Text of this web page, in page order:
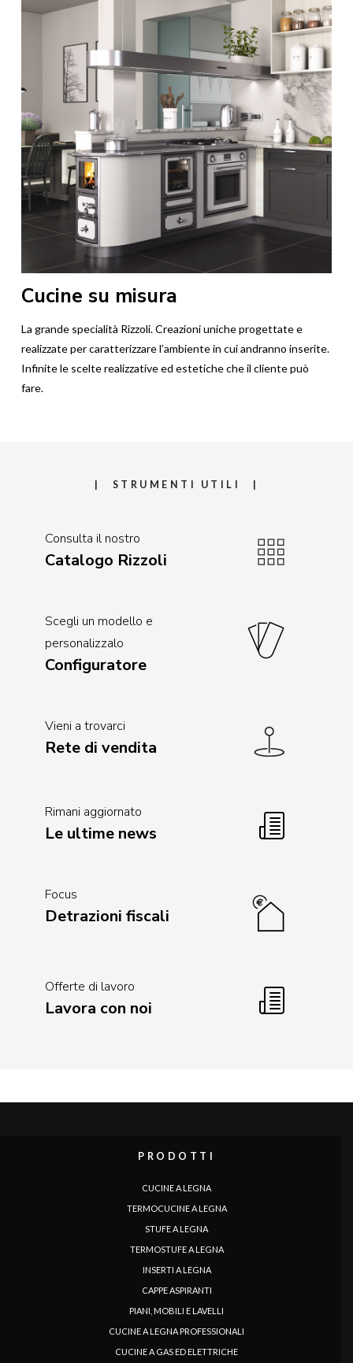
Cucine su misura
La grande specialità Rizzoli. Creazioni uniche progettate e
realizzate per caratterizzare l’ambiente in cui andranno inserite.
Infinite le scelte realizzative ed estetiche che il cliente può
fare.
STRUMENTI UTILI
Consulta il nostro
Catalogo Rizzoli
Scegli un modello e
personalizzalo
Configuratore
Vieni a trovarci
Rete di vendita
Rimani aggiornato
Le ultime news
Focus
Detrazioni fiscali
Offerte di lavoro
Lavora con noi
PRODOTTI
CUCINE A LEGNA
TERMOCUCINE A LEGNA
STUFE A LEGNA
TERMOSTUFE A LEGNA
INSERTI A LEGNA
CAPPE ASPIRANTI
PIANI, MOBILI E LAVELLI
CUCINE A LEGNA PROFESSIONALI
CUCINE A GAS ED ELETTRICHE